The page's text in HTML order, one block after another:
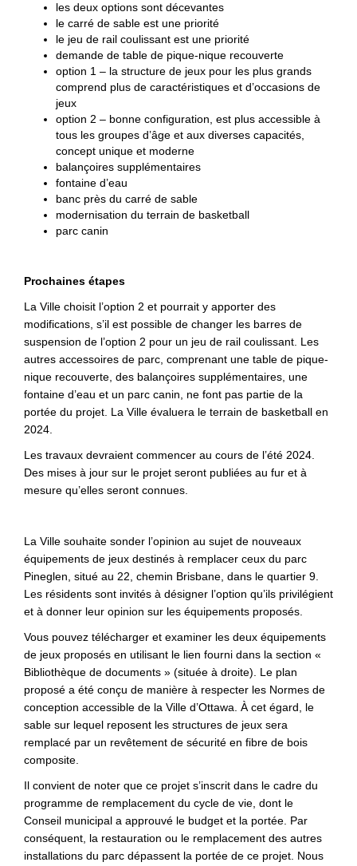
les deux options sont décevantes
le carré de sable est une priorité
le jeu de rail coulissant est une priorité
demande de table de pique-nique recouverte
option 1 – la structure de jeux pour les plus grands
comprend plus de caractéristiques et d’occasions de
jeux
option 2 – bonne configuration, est plus accessible à
tous les groupes d’âge et aux diverses capacités,
concept unique et moderne
balançoires supplémentaires
fontaine d’eau
banc près du carré de sable
modernisation du terrain de basketball
parc canin
Prochaines étapes
La Ville choisit l’option 2 et pourrait y apporter des
modifications, s’il est possible de changer les barres de
suspension de l’option 2 pour un jeu de rail coulissant. Les
autres accessoires de parc, comprenant une table de pique-
nique recouverte, des balançoires supplémentaires, une
fontaine d’eau et un parc canin, ne font pas partie de la
portée du projet. La Ville évaluera le terrain de basketball en
2024.
Les travaux devraient commencer au cours de l’été 2024.
Des mises à jour sur le projet seront publiées au fur et à
mesure qu’elles seront connues.
La Ville souhaite sonder l’opinion au sujet de nouveaux
équipements de jeux destinés à remplacer ceux du parc
Pineglen, situé au 22, chemin Brisbane, dans le quartier 9.
Les résidents sont invités à désigner l’option qu’ils privilégient
et à donner leur opinion sur les équipements proposés.
Vous pouvez télécharger et examiner les deux équipements
de jeux proposés en utilisant le lien fourni dans la section «
Bibliothèque de documents » (située à droite). Le plan
proposé a été conçu de manière à respecter les Normes de
conception accessible de la Ville d’Ottawa. À cet égard, le
sable sur lequel reposent les structures de jeux sera
remplacé par un revêtement de sécurité en fibre de bois
composite.
Il convient de noter que ce projet s’inscrit dans le cadre du
programme de remplacement du cycle de vie, dont le
Conseil municipal a approuvé le budget et la portée. Par
conséquent, la restauration ou le remplacement des autres
installations du parc dépassent la portée de ce projet. Nous